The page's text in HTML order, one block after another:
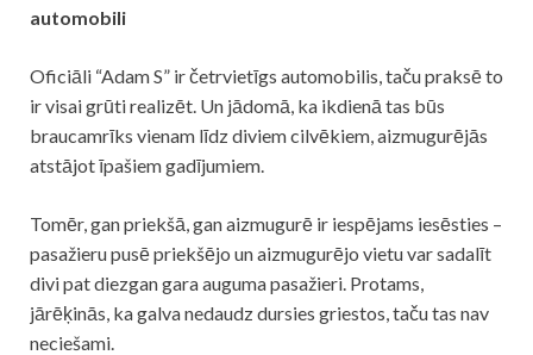
automobili
Oficiāli “Adam S” ir četrvietīgs automobilis, taču praksē to
ir visai grūti realizēt. Un jādomā, ka ikdienā tas būs
braucamrīks vienam līdz diviem cilvēkiem, aizmugurējās
atstājot īpašiem gadījumiem.
Tomēr, gan priekšā, gan aizmugurē ir iespējams iesēsties –
pasažieru pusē priekšējo un aizmugurējo vietu var sadalīt
divi pat diezgan gara auguma pasažieri. Protams,
jārēķinās, ka galva nedaudz dursies griestos, taču tas nav
neciešami.